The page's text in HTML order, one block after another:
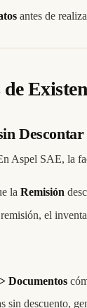
antes de
Aspel SAE, la
la Remisión
el
Documentos
sin descuento,